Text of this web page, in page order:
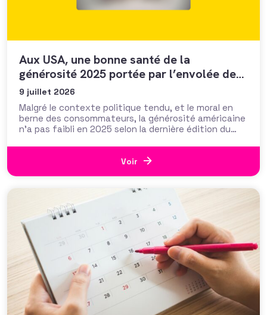
Aux USA, une bonne santé de la
générosité 2025 portée par l’envolée des
legs et les hauts patrimoines
9 juillet 2026
Malgré le contexte politique tendu, et le moral en
berne des consommateurs, la générosité américaine
n’a pas faibli en 2025 selon la dernière édition du
passer le cap des 600 milliards de dollars donnés.
Voir